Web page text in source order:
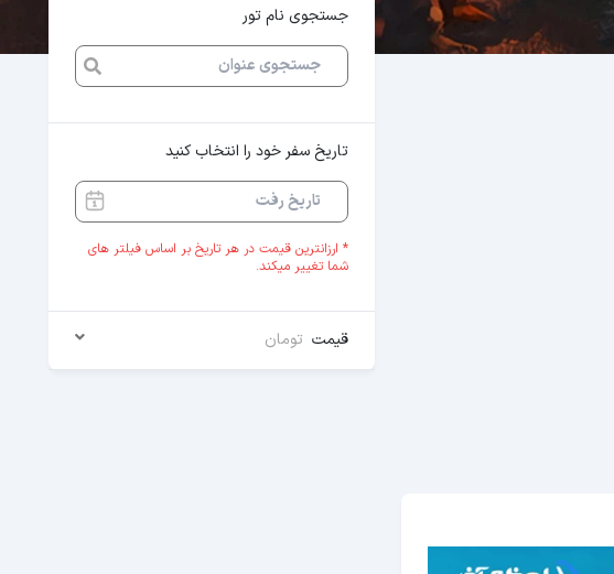
جستجوی نام تور
تاریخ سفر خود را انتخاب کنید
* ارزانترین قیمت در هر تاریخ بر اساس فیلتر های
شما تغییر میکند.
قیمت تومان